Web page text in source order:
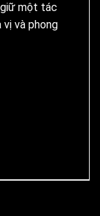
một tác
và phong